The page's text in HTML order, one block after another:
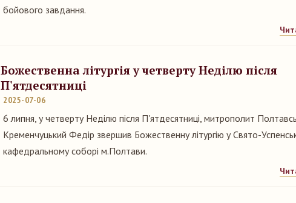
бойового завдання.
Божественна літургія у четверту Неділю після
П'ятдесятниці
2025-07-06
6 липня, у четверту Неділю після П'ятдесятниці, митрополит
Кременчуцький Федір звершив Божественну літургію у Свято-
кафедральному соборі м.Полтави.